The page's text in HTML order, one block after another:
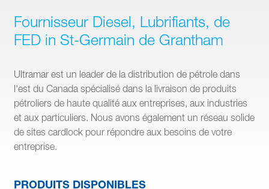
Fournisseur Diesel, Lubrifiants, de
FED in St-Germain de Grantham
Ultramar est un leader de la distribution de pétrole dans
l'est du Canada spécialisé dans la livraison de produits
pétroliers de haute qualité aux entreprises, aux industries
et aux particuliers. Nous avons également un réseau solide
de sites cardlock pour répondre aux besoins de votre
entreprise.
PRODUITS DISPONIBLES